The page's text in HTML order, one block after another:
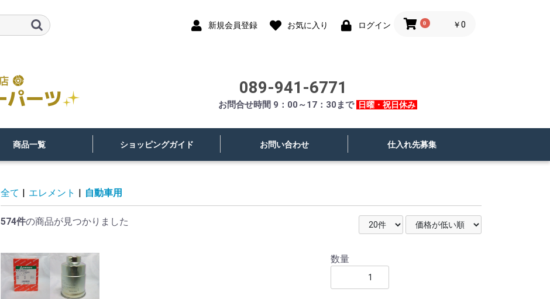
新規会員登録 お気に入り ログイン 0 ￥0
089-941-6771
お問合せ時間 9：00～17：30まで 日曜・祝日休み
商品一覧 ショッピングガイド お問い合わせ 仕入れ先募集
全て エレメント 自動車用
574件の商品が見つかりました
数量